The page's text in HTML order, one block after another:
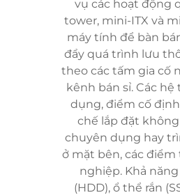
vụ các hoạt động
tower, mini-ITX và
máy tính để bàn
đẩy quá trình lưu
theo các tấm gia cố
kênh bán sỉ. Các
dụng, điểm cố
chế lắp đặt
chuyên dụng hay
ở mặt bên, các
nghiệp. Khả
(HDD), ổ thể rắn